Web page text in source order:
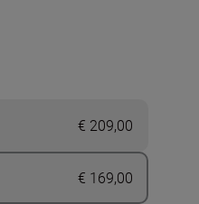
€ 209,00
€ 169,00